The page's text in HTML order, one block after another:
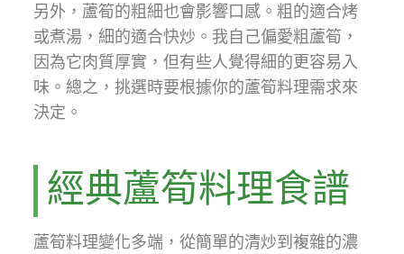
另外，蘆筍的粗細也會影響口感。粗的適合烤
或煮湯，細的適合快炒。我自己偏愛粗蘆筍，
因為它肉質厚實，但有些人覺得細的更容易入
味。總之，挑選時要根據你的蘆筍料理需求來
決定。
經典蘆筍料理食譜
蘆筍料理變化多端，從簡單的清炒到複雜的濃